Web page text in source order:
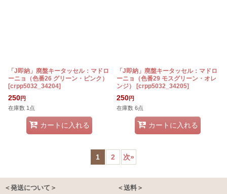
「J即納」廃盤キータッセル：マドロ
ーニョ（色番26 グリーン・ピンク）
[crpp5032_34204]
250円
在庫数 1点
カートに入れる
「J即納」廃盤キータッセル：マドロ
ーニョ（色番29 モスグリーン・オレ
ンジ）
[crpp5032_34205]
250円
在庫数 6点
カートに入れる
1 2 次»
＜発送について＞ ＜送料＞